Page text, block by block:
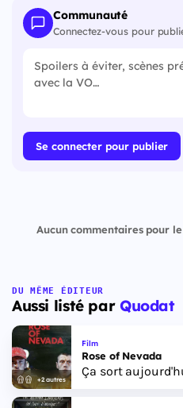
Communauté
Connectez-vous pour
Se connecter pour publier
Aucun commentaires pour
DU MÊME ÉDITEUR
Aussi listé par Quodat
+2 autres
Film
Rose of Nevada
Ça sort